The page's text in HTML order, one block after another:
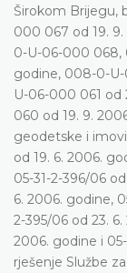
Širokom Brijegu,
000 067 od 19.
0-U-06-000 068,
godine, 008-0-
U-06-000 061
060 od 19. 9.
geodetske i
od 19. 6. 2006.
05-31-2-396/06
6. 2006. godine,
2-395/06 od 23.
2006. godine i
rješenje Službe